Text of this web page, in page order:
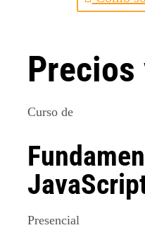
Curso de
Presencial